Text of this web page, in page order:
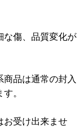
な傷、品質変化が
品は通常の封入
。
お受け出来ませ